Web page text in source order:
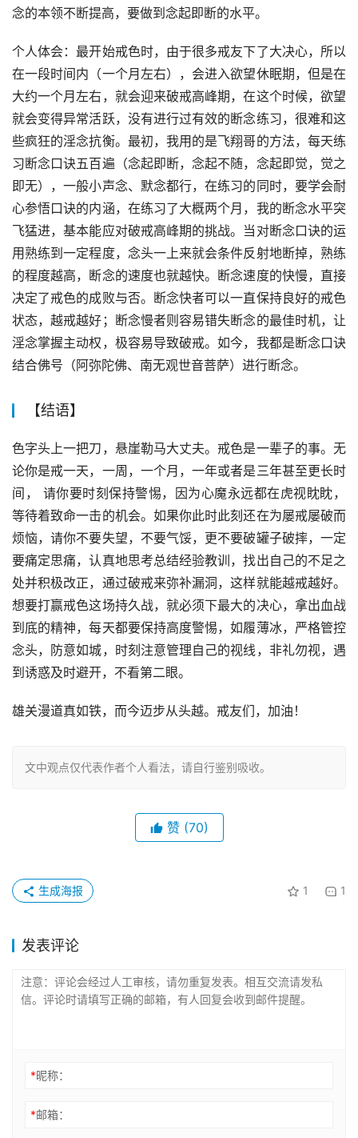
念的本领不断提高，要做到念起即断的水平。
个人体会：最开始戒色时，由于很多戒友下了大决心，所以
在一段时间内（一个月左右），会进入欲望休眠期，但是在
大约一个月左右，就会迎来破戒高峰期，在这个时候，欲望
就会变得异常活跃，没有进行过有效的断念练习，很难和这
些疯狂的淫念抗衡。最初，我用的是飞翔哥的方法，每天练
习断念口诀五百遍（念起即断，念起不随，念起即觉，觉之
即无），一般小声念、默念都行，在练习的同时，要学会耐
心参悟口诀的内涵，在练习了大概两个月，我的断念水平突
飞猛进，基本能应对破戒高峰期的挑战。当对断念口诀的运
用熟练到一定程度，念头一上来就会条件反射地断掉，熟练
的程度越高，断念的速度也就越快。断念速度的快慢，直接
决定了戒色的成败与否。断念快者可以一直保持良好的戒色
状态，越戒越好；断念慢者则容易错失断念的最佳时机，让
淫念掌握主动权，极容易导致破戒。如今，我都是断念口诀
结合佛号（阿弥陀佛、南无观世音菩萨）进行断念。
【结语】
色字头上一把刀，悬崖勒马大丈夫。戒色是一辈子的事。无
论你是戒一天，一周，一个月，一年或者是三年甚至更长时
间， 请你要时刻保持警惕，因为心魔永远都在虎视眈眈，
等待着致命一击的机会。如果你此时此刻还在为屡戒屡破而
烦恼，请你不要失望，不要气馁，更不要破罐子破摔，一定
要痛定思痛，认真地思考总结经验教训，找出自己的不足之
处并积极改正，通过破戒来弥补漏洞，这样就能越戒越好。
想要打赢戒色这场持久战，就必须下最大的决心，拿出血战
到底的精神，每天都要保持高度警惕，如履薄冰，严格管控
念头，防意如城，时刻注意管理自己的视线，非礼勿视，遇
到诱惑及时避开，不看第二眼。
雄关漫道真如铁，而今迈步从头越。戒友们，加油！
文中观点仅代表作者个人看法，请自行鉴别吸收。
赞 (70)
1 1
生成海报
发表评论
*昵称：
*邮箱：